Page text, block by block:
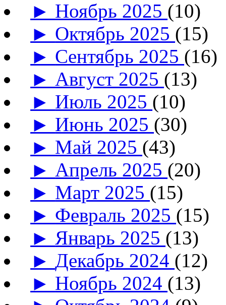
► Ноябрь 2025 (10)
► Октябрь 2025 (15)
► Сентябрь 2025 (16)
► Август 2025 (13)
► Июль 2025 (10)
► Июнь 2025 (30)
► Май 2025 (43)
► Апрель 2025 (20)
► Март 2025 (15)
► Февраль 2025 (15)
► Январь 2025 (13)
►Декабрь 2024 (12)
► Ноябрь 2024 (13)